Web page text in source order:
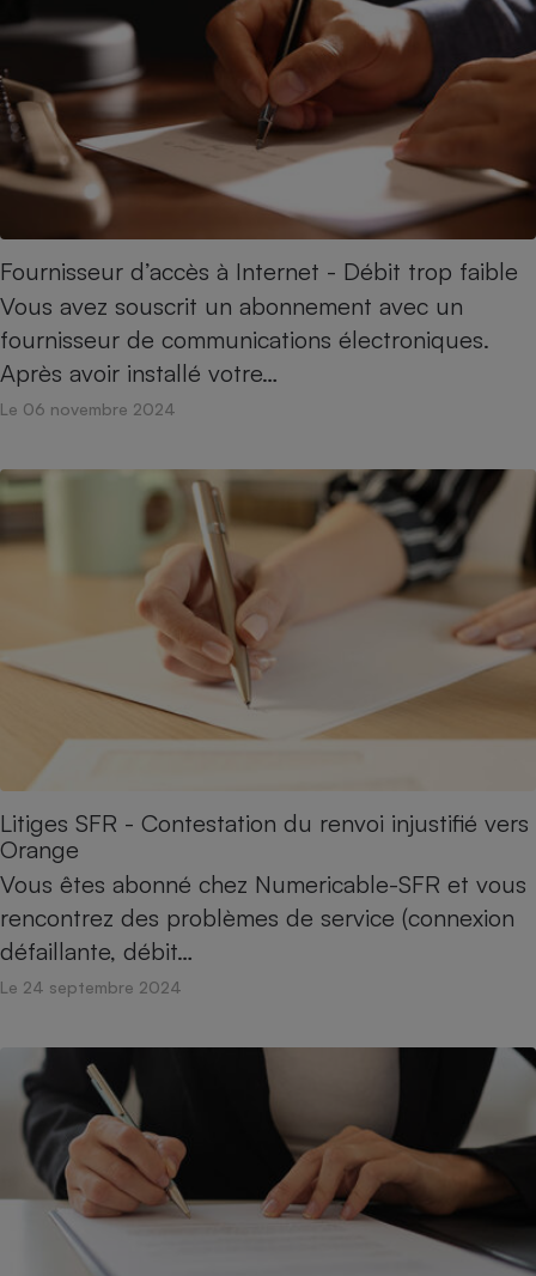
Fournisseur d’accès à Internet - Débit trop faible
Vous avez souscrit un abonnement avec un
fournisseur de communications électroniques.
Après avoir installé votre…
Le 06 novembre 2024
Litiges SFR - Contestation du renvoi injustifié vers
Orange
Vous êtes abonné chez Numericable-SFR et vous
rencontrez des problèmes de service (connexion
défaillante, débit…
Le 24 septembre 2024